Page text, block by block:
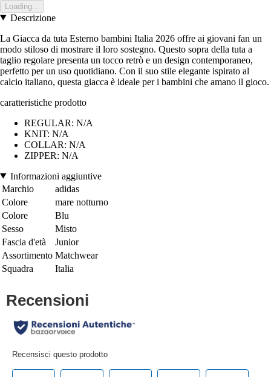
Loading...
Descrizione
La Giacca da tuta Esterno bambini Italia 2026 offre ai giovani fan un
modo stiloso di mostrare il loro sostegno. Questo sopra della tuta a
taglio regolare presenta un tocco retrò e un design contemporaneo,
perfetto per un uso quotidiano. Con il suo stile elegante ispirato al
calcio italiano, questa giacca è ideale per i bambini che amano il gioco.
caratteristiche prodotto
REGULAR: N/A
KNIT: N/A
COLLAR: N/A
ZIPPER: N/A
Informazioni aggiuntive
Marchio
adidas
Colore
mare notturno
Colore
Blu
Sesso
Misto
Fascia d'età
Junior
Assortimento Matchwear
Squadra
Italia